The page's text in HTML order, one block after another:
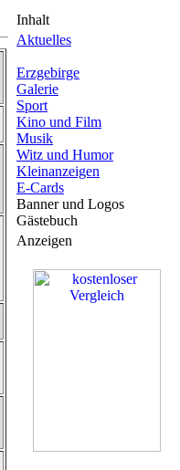
Inhalt
Aktuelles
Erzgebirge
Galerie
Sport
Kino und Film
Musik
Witz und Humor
Kleinanzeigen
E-Cards
Banner und Logos
Gästebuch
Anzeigen